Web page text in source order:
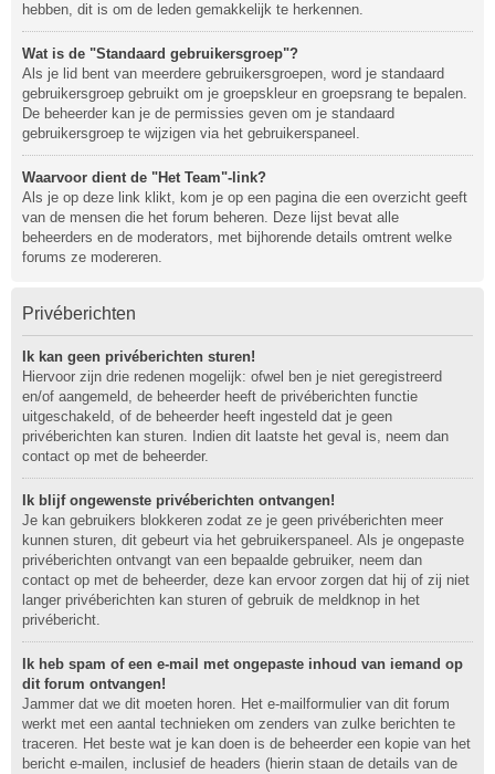
hebben, dit is om de leden gemakkelijk te herkennen.
Wat is de "Standaard gebruikersgroep"?
Als je lid bent van meerdere gebruikersgroepen, word je standaard
gebruikersgroep gebruikt om je groepskleur en groepsrang te bepalen.
De beheerder kan je de permissies geven om je standaard
gebruikersgroep te wijzigen via het gebruikerspaneel.
Waarvoor dient de "Het Team"-link?
Als je op deze link klikt, kom je op een pagina die een overzicht geeft
van de mensen die het forum beheren. Deze lijst bevat alle
beheerders en de moderators, met bijhorende details omtrent welke
forums ze modereren.
Privéberichten
Ik kan geen privéberichten sturen!
Hiervoor zijn drie redenen mogelijk: ofwel ben je niet geregistreerd
en/of aangemeld, de beheerder heeft de privéberichten functie
uitgeschakeld, of de beheerder heeft ingesteld dat je geen
privéberichten kan sturen. Indien dit laatste het geval is, neem dan
contact op met de beheerder.
Ik blijf ongewenste privéberichten ontvangen!
Je kan gebruikers blokkeren zodat ze je geen privéberichten meer
kunnen sturen, dit gebeurt via het gebruikerspaneel. Als je ongepaste
privéberichten ontvangt van een bepaalde gebruiker, neem dan
contact op met de beheerder, deze kan ervoor zorgen dat hij of zij niet
langer privéberichten kan sturen of gebruik de meldknop in het
privébericht.
Ik heb spam of een e-mail met ongepaste inhoud van iemand op
dit forum ontvangen!
Jammer dat we dit moeten horen. Het e-mailformulier van dit forum
werkt met een aantal technieken om zenders van zulke berichten te
traceren. Het beste wat je kan doen is de beheerder een kopie van het
bericht e-mailen, inclusief de headers (hierin staan de details van de